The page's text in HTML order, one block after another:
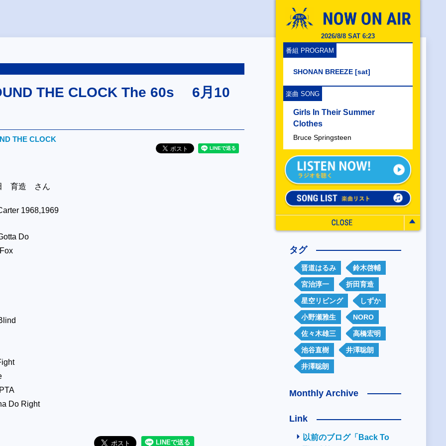
2026/8/8 SAT 6:23
番組 PROGRAM
SHONAN BREEZE [sat]
楽曲 SONG
Girls In Their Summer
Clothes
Bruce Springsteen
THE CLOCK The 60s 6月10
THE CLOCK
育造 さん
1968,1969
Do
Do Right
タグ
晋道はるみ 鈴木啓輔
宮治淳一 折田育造
星空リビング しずか
小野瀬雅生 NORO
佐々木雄三 高橋宏明
池谷直樹 井澤聡朗
井澤聡朗
Monthly Archive
Link
以前のブログ「Back To